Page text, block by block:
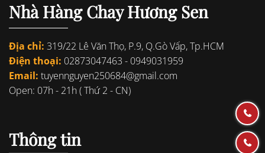
Nhà Hàng Chay Hương Sen
Địa chỉ: 319/22 Lê Văn Thọ, P.9, Q.Gò Vấp, Tp.HCM
Điện thoại: 02873047463 - 0949031959
Email: tuyennguyen250684@gmail.com
Open: 07h - 21h ( Thứ 2 - CN)
Thông tin